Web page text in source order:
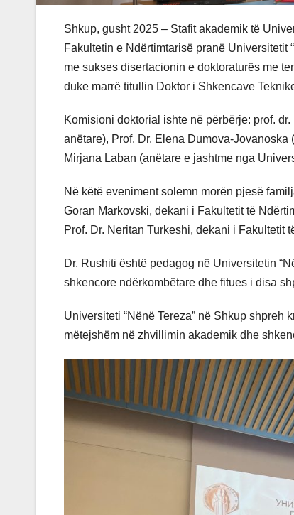
Shkup, gusht 2025 – Stafit akademik të
Fakultetin e Ndërtimtarisë pranë Universitetit
me sukses disertacionin e doktoraturës me
duke marrë titullin Doktor i Shkencave
Komisioni doktorial ishte në përbërje: prof.
anëtare), Prof. Dr. Elena Dumova-Jovanoska
Mirjana Laban (anëtare e jashtme nga
Në këtë eveniment solemn morën pjesë
Goran Markovski, dekani i Fakultetit të
Prof. Dr. Neritan Turkeshi, dekani i Fakultetit
Dr. Rushiti është pedagog në Universitetin
shkencore ndërkombëtare dhe fitues i disa
Universiteti “Nënë Tereza” në Shkup
mëtejshëm në zhvillimin akademik dhe